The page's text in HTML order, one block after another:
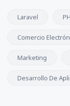
Laravel
Comercio
Marketing
Desarrollo De